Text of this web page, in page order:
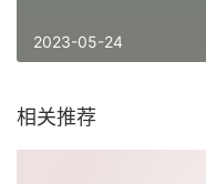
2023-05-24
相关推荐